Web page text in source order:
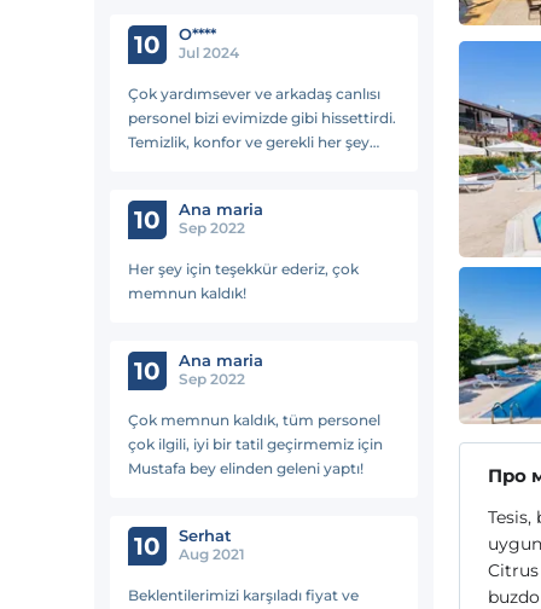
10 O****
Jul 2024
Çok yardımsever ve arkadaş canlısı
personel bizi evimizde gibi hissettirdi.
Temizlik, konfor ve gerekli her şey
Performans seçimi...
10 Ana maria
Sep 2022
Her şey için teşekkür ederiz, çok
memnun kaldık!
10 Ana maria
Sep 2022
Çok memnun kaldık, tüm personel
çok ilgili, iyi bir tatil geçirmemiz için
Mustafa bey elinden geleni yaptı!
10 Serhat
Aug 2021
Beklentilerimizi karşıladı fiyat ve
Про